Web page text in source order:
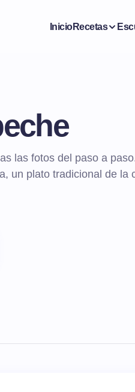
InicioRecetas
las fotos del paso a
un plato tradicional de la